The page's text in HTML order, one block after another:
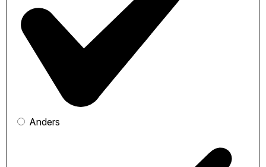
Anders